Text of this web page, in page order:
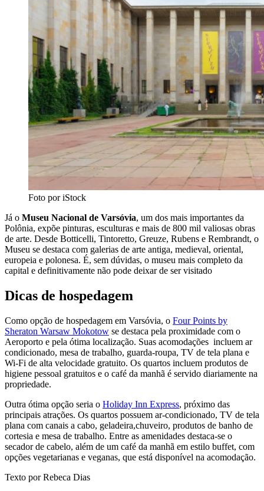
Foto por iStock
Já o Museu Nacional de Varsóvia, um dos mais importantes da
Polônia, expõe pinturas, esculturas e mais de 800 mil valiosas obras
de arte. Desde Botticelli, Tintoretto, Greuze, Rubens e Rembrandt, o
Museu se destaca com galerias de arte antiga, medieval, oriental,
europeia e polonesa. É, sem dúvidas, o museu mais completo da
capital e definitivamente não pode deixar de ser visitado
Dicas de hospedagem
Como opção de hospedagem em Varsóvia, o Four Points by
Sheraton Warsaw Mokotow se destaca pela proximidade com o
Aeroporto e pela ótima localização. Suas acomodações incluem ar
condicionado, mesa de trabalho, guarda-roupa, TV de tela plana e
Wi-Fi de alta velocidade gratuito. Os quartos incluem produtos de
higiene pessoal gratuitos e o café da manhã é servido diariamente na
propriedade.
Outra ótima opção seria o Holiday Inn Express, próximo das
principais atrações. Os quartos possuem ar-condicionado, TV de tela
plana com canais a cabo, geladeira,chuveiro, produtos de banho de
cortesia e mesa de trabalho. Entre as amenidades destaca-se o
secador de cabelo, além de um café da manhã em estilo buffet, com
opções vegetarianas e veganas, que está disponível na acomodação.
Texto por Rebeca Dias